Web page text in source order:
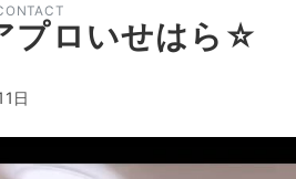
プロいせはら☆
日